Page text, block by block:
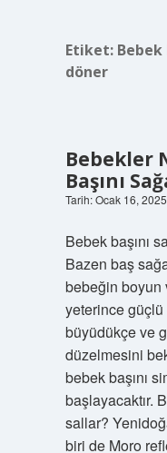
Etiket: Bebek
döner
Bebekler
Başını
Tarih: Ocak 16, 2025
Bebek başını
Bazen baş
bebeğin boyun
yeterince güçlü
büyüdükçe ve
düzelmesini
bebek başını
başlayacaktır.
sallar?
biri de Moro